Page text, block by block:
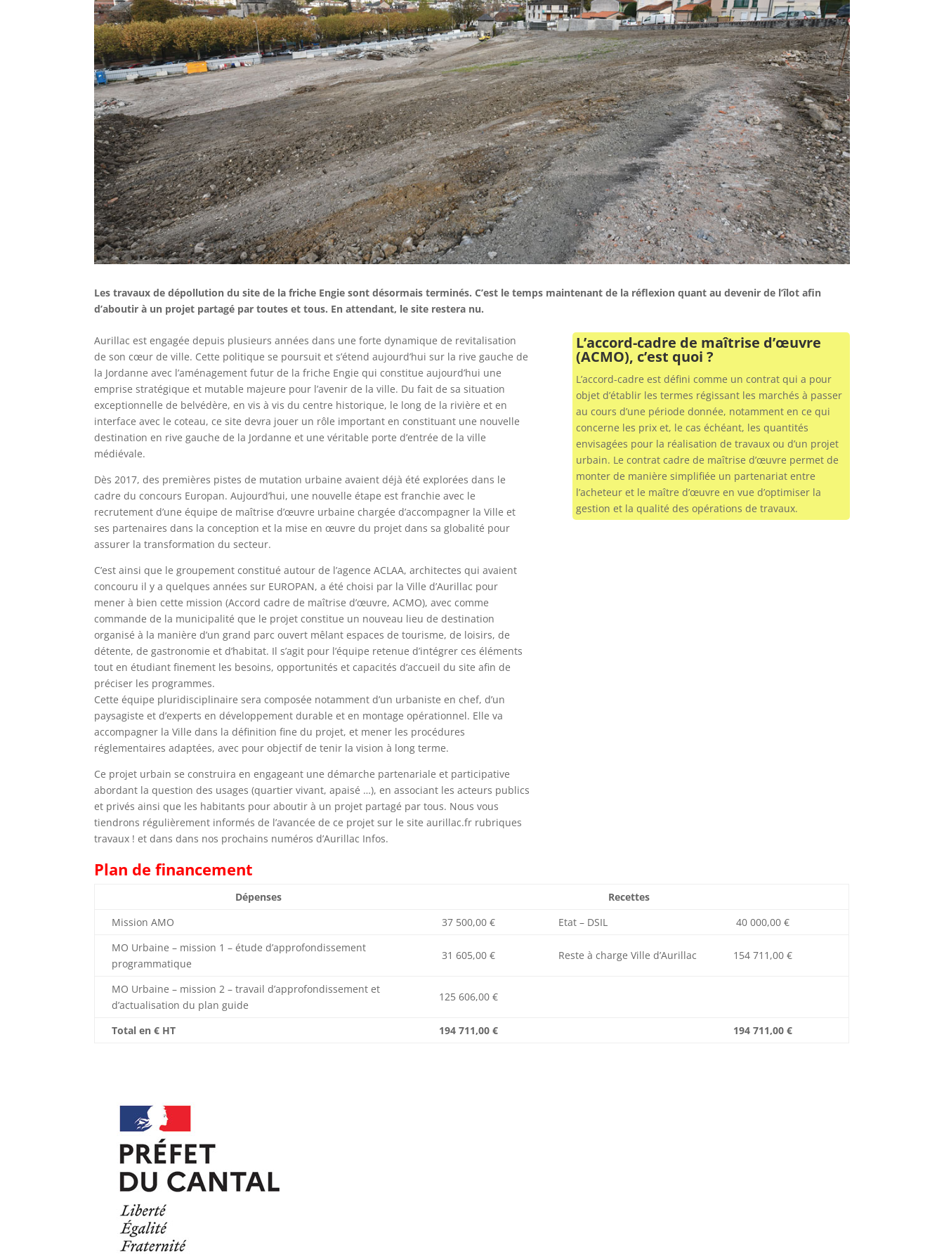
Les travaux de dépollution du site de la friche Engie sont désormais terminés. C’est le temps maintenant de la réflexion quant au devenir de l’îlot afin
d’aboutir à un projet partagé par toutes et tous. En attendant, le site restera nu.
Aurillac est engagée depuis plusieurs années dans une forte dynamique de revitalisation
de son cœur de ville. Cette politique se poursuit et s’étend aujourd’hui sur la rive gauche de
la Jordanne avec l’aménagement futur de la friche Engie qui constitue aujourd’hui une
emprise stratégique et mutable majeure pour l’avenir de la ville. Du fait de sa situation
exceptionnelle de belvédère, en vis à vis du centre historique, le long de la rivière et en
interface avec le coteau, ce site devra jouer un rôle important en constituant une nouvelle
destination en rive gauche de la Jordanne et une véritable porte d’entrée de la ville
médiévale.
Dès 2017, des premières pistes de mutation urbaine avaient déjà été explorées dans le
cadre du concours Europan. Aujourd’hui, une nouvelle étape est franchie avec le
recrutement d’une équipe de maîtrise d’œuvre urbaine chargée d’accompagner la Ville et
ses partenaires dans la conception et la mise en œuvre du projet dans sa globalité pour
assurer la transformation du secteur.
C’est ainsi que le groupement constitué autour de l’agence ACLAA, architectes qui avaient
concouru il y a quelques années sur EUROPAN, a été choisi par la Ville d’Aurillac pour
mener à bien cette mission (Accord cadre de maîtrise d’œuvre, ACMO), avec comme
commande de la municipalité que le projet constitue un nouveau lieu de destination
organisé à la manière d’un grand parc ouvert mêlant espaces de tourisme, de loisirs, de
détente, de gastronomie et d’habitat. Il s’agit pour l’équipe retenue d’intégrer ces éléments
tout en étudiant finement les besoins, opportunités et capacités d’accueil du site afin de
préciser les programmes.
Cette équipe pluridisciplinaire sera composée notamment d’un urbaniste en chef, d’un
paysagiste et d’experts en développement durable et en montage opérationnel. Elle va
accompagner la Ville dans la définition fine du projet, et mener les procédures
réglementaires adaptées, avec pour objectif de tenir la vision à long terme.
Ce projet urbain se construira en engageant une démarche partenariale et participative
abordant la question des usages (quartier vivant, apaisé …), en associant les acteurs publics
et privés ainsi que les habitants pour aboutir à un projet partagé par tous. Nous vous
tiendrons régulièrement informés de l’avancée de ce projet sur le site aurillac.fr rubriques
travaux ! et dans dans nos prochains numéros d’Aurillac Infos.
L’accord-cadre de maîtrise d’œuvre
(ACMO), c’est quoi ?
L’accord-cadre est défini comme un contrat qui a pour
objet d’établir les termes régissant les marchés à passer
au cours d’une période donnée, notamment en ce qui
concerne les prix et, le cas échéant, les quantités
envisagées pour la réalisation de travaux ou d’un projet
urbain. Le contrat cadre de maîtrise d’œuvre permet de
monter de manière simplifiée un partenariat entre
l’acheteur et le maître d’œuvre en vue d’optimiser la
gestion et la qualité des opérations de travaux.
Plan de financement
Dépenses
Recettes
Mission AMO
37 500,00 € Etat – DSIL
40 000,00 €
MO Urbaine – mission 1 – étude d’approfondissement
programmatique
31 605,00 € Reste à charge Ville d’Aurillac 154 711,00 €
MO Urbaine – mission 2 – travail d’approfondissement et
d’actualisation du plan guide
125 606,00 €
Total en € HT 194 711,00 € 194 711,00 €